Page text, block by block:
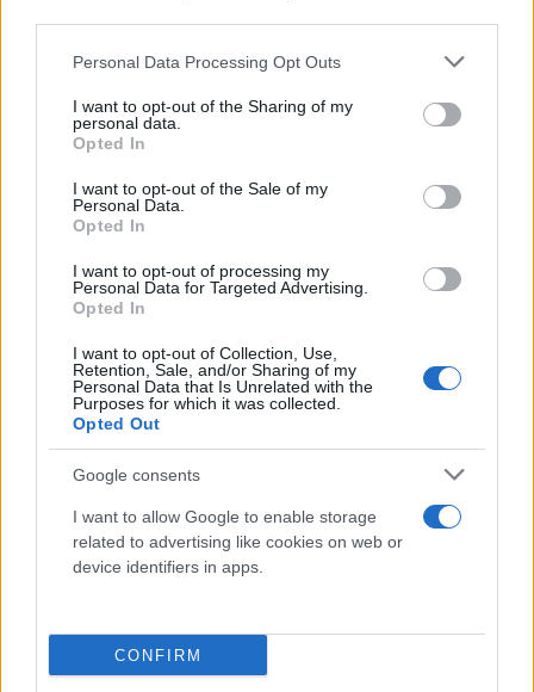
Please note that this website/app uses one or more Google
not limited to your visit or usage behaviour. You may click to
grant or deny consent to Google and its third-party tags to
use your data for below specified purposes in below Google
consent section.
Personal Data Processing Opt Outs
I want to opt-out of the Sharing of my
personal data.
Opted In
I want to opt-out of the Sale of my
Personal Data.
Opted In
I want to opt-out of processing my
Personal Data for Targeted Advertising.
Opted In
I want to opt-out of Collection, Use,
Retention, Sale, and/or Sharing of my
Personal Data that Is Unrelated with the
Purposes for which it was collected.
Opted Out
Google consents
I want to allow Google to enable storage
related to advertising like cookies on web or
device identifiers in apps.
CONFIRM
ως ανορθολογικός. Ωστόσο, αυτό με τη σειρά του
σημαίνει ότι ήταν εξοικειωμένοι με το «πυθαγόρειο
θεώρημα» ή, τουλάχιστον, με την ειδική περίπτωσή
του για τη διαγώνιο ενός τετραγώνου (d2 = a2 + a2
= 2a2), περισσότερο από χίλια χρόνια πριν από τον
μεγάλο σοφό από τον οποίο πήρε το όνομά του»,
αναφέρει.
Γιατί λοιπόν αυτό αποδόθηκε στον Πυθαγόρα; Δεν
σώζεται κανένα πρωτότυπο γραπτό του Πυθαγόρα.
Ό,τι γνωρίζουμε γι’ αυτόν μεταδόθηκε από άλλους,
ιδίως από τους Πυθαγόρειους, που ήταν μέλη μιας
σχολής την οποία ίδρυσε στη σημερινή νότια
Ιταλία. Η σχολή, που ονομάστηκε «Ημικύκλιος του
Πυθαγόρα», ήταν μυστικοπαθής, αλλά οι γνώσεις
που μαθαίνονταν εκεί ή ανακαλύπτονταν
ίδιο τον Πυθαγόρα.